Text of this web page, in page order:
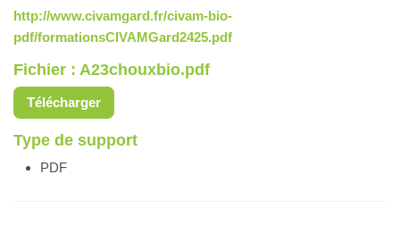
http://www.civamgard.fr/civam-bio-
pdf/formationsCIVAMGard2425.pdf
Fichier : A23chouxbio.pdf
Télécharger
Type de support
PDF